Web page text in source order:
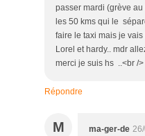
passer mardi (grève
les 50 kms qui le
faire le taxi mais je
Lorel et hardy.. mdr
merci je suis hs ..<br />
Répondre
M ma-ger-de